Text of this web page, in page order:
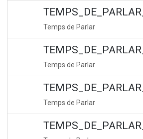
Temps de Parlar
Temps de Parlar
Temps de Parlar